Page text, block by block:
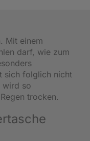
Mit einem
darf, wie zum
sich folglich nicht
wird so
trocken.